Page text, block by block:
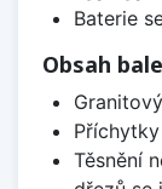
Baterie
Obsah
Příchytky
Těsnění